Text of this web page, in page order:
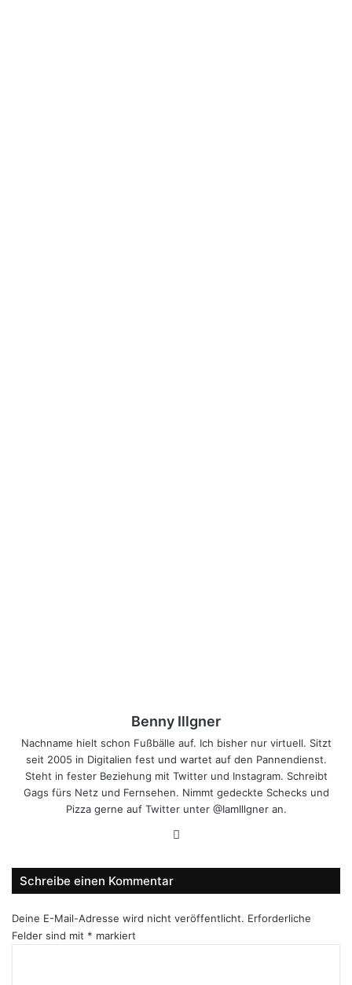
Benny Illgner
Nachname hielt schon Fußbälle auf. Ich bisher nur virtuell. Sitzt
seit 2005 in Digitalien fest und wartet auf den Pannendienst.
Steht in fester Beziehung mit Twitter und Instagram. Schreibt
Gags fürs Netz und Fernsehen. Nimmt gedeckte Schecks und
Pizza gerne auf Twitter unter @IamIllgner an.
Schreibe einen Kommentar
Deine E-Mail-Adresse wird nicht veröffentlicht. Erforderliche
Felder sind mit * markiert